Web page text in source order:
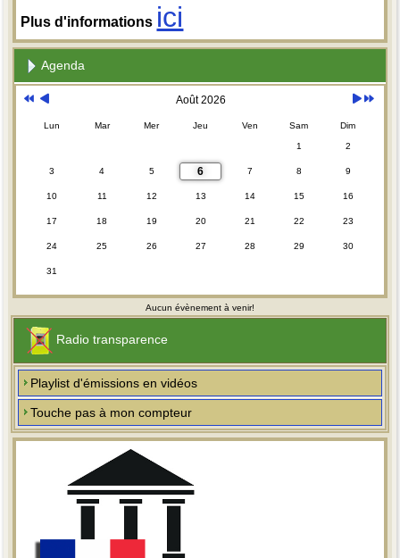
Plus d'informations ici
Agenda
Août 2026
Lun Mar Mer Jeu Ven Sam Dim
1 2
3 4 5 6 7 8 9
10 11 12 13 14 15 16
17 18 19 20 21 22 23
24 25 26 27 28 29 30
31
Aucun évènement à venir!
Radio transparence
Playlist d'émissions en vidéos
Touche pas à mon compteur